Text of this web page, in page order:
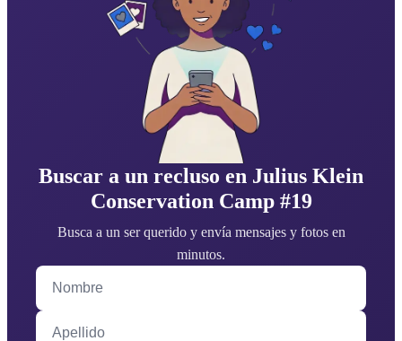
Buscar a un recluso en Julius Klein
Conservation Camp #19
Busca a un ser querido y envía mensajes y fotos en
minutos.
Nombre
Apellido